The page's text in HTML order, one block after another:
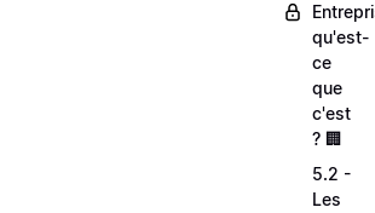
qu'est-
ce
que
c'est
? 🏢
5.2 -
Les